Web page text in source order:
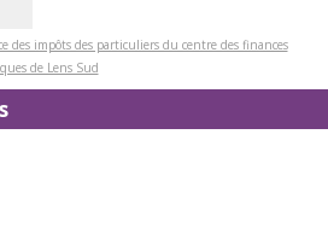
des impôts des particuliers du centre des finances
de Lens Sud